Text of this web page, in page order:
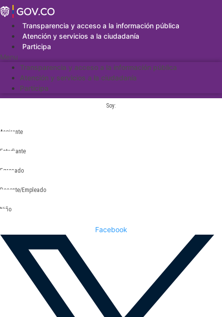
Saltar
al
contenidoTransparencia y acceso a la información pública
Atención y servicios a la ciudadanía
Participa
Menu
Transparencia y acceso a la información pública
Atención y servicios a la ciudadanía
Participa
Soy:
Aspirante
Estudiante
Egresado
Docente/Empleado
Niño
Facebook